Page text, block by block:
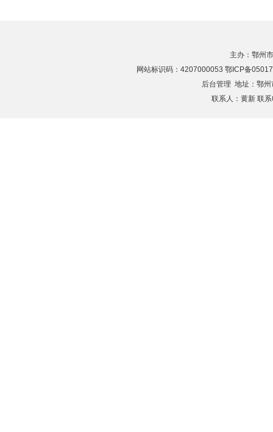
主办：鄂州
网站标识码：4207000053 鄂ICP备
后台管理 地址：鄂
联系人：黄新 联